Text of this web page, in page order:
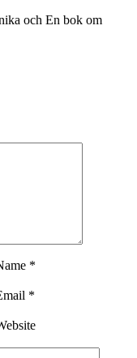
och En bok om
*
*